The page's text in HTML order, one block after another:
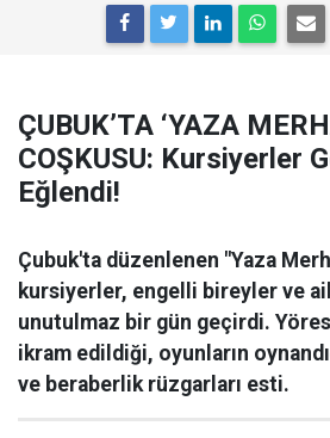
ÇUBUK’TA ‘YAZA
COŞKUSU: Kursiyerler
Eğlendi!
Çubuk'ta düzenlenen "Yaza
kursiyerler, engelli bireyler ve
unutulmaz bir gün geçirdi.
ikram edildiği, oyunların
ve beraberlik rüzgarları esti.